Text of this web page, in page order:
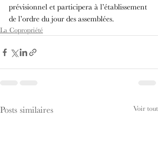
prévisionnel et participera à l’établissement
de l’ordre du jour des assemblées.
La Copropriété
Posts similaires Voir tout